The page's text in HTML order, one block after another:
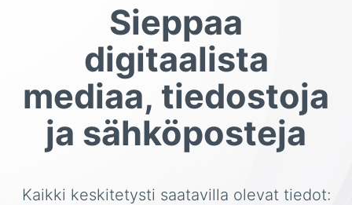
Sieppaa
digitaalista
mediaa, tiedostoja
ja sähköposteja
Kaikki keskitetysti saatavilla olevat tiedot: